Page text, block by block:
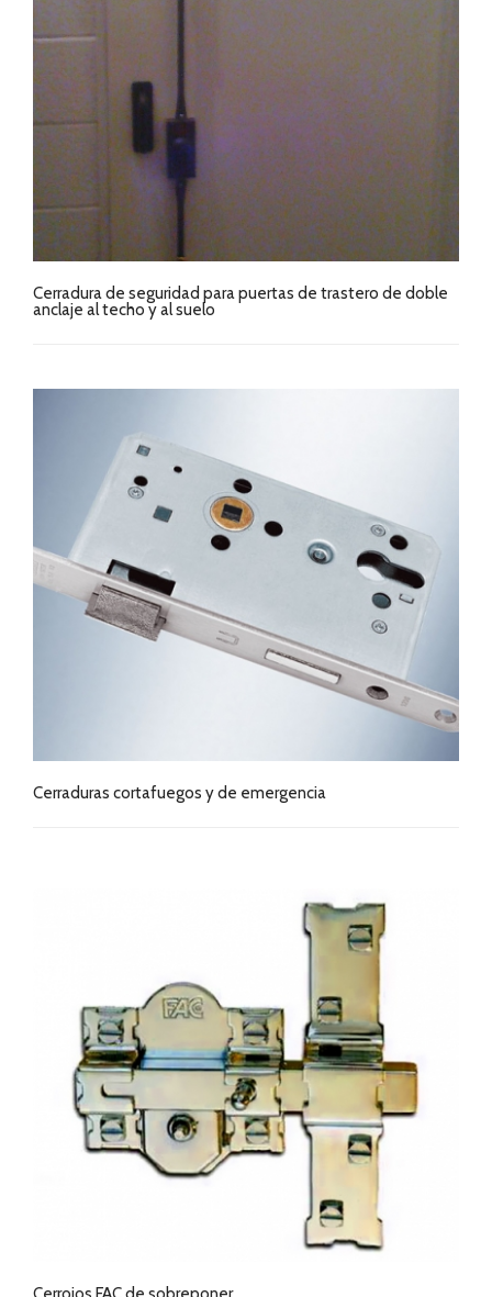
Cerradura de seguridad para puertas de trastero de doble
anclaje al techo y al suelo
Cerraduras cortafuegos y de emergencia